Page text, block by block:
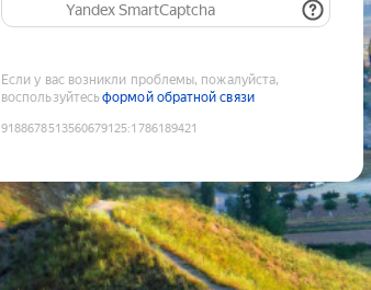
Yandex SmartCaptcha
Если у вас возникли проблемы, пожалуйста,
воспользуйтесьформой обратной связи
9188678513560679125:1786189421